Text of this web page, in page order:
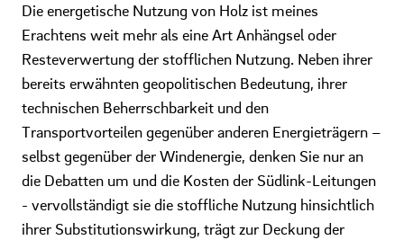
Die energetische Nutzung von Holz ist meines
Erachtens weit mehr als eine Art Anhängsel oder
Resteverwertung der stofflichen Nutzung. Neben ihrer
bereits erwähnten geopolitischen Bedeutung, ihrer
technischen Beherrschbarkeit und den
Transportvorteilen gegenüber anderen Energieträgern –
selbst gegenüber der Windenergie, denken Sie nur an
die Debatten um und die Kosten der Südlink-Leitungen
- vervollständigt sie die stoffliche Nutzung hinsichtlich
ihrer Substitutionswirkung, trägt zur Deckung der